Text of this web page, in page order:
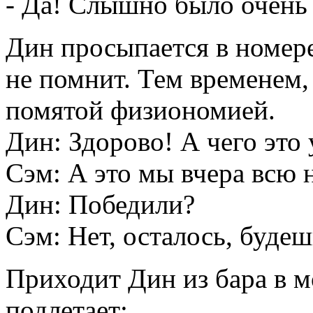
Дин просыпается в
не помнит. Тем
помятой физиономией.
Дин: Здорово! А чего это
Сэм: А это мы вчера всю
Дин: Победили?
Сэм: Нет, осталось,
Приходит Дин из бара в